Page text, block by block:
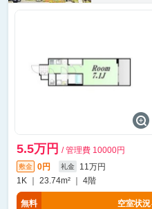
5.5万円 / 管理費 10000円
敷金 0円 礼金
11万円
1K ｜ 23.74m² ｜ 4階
無料 空室状